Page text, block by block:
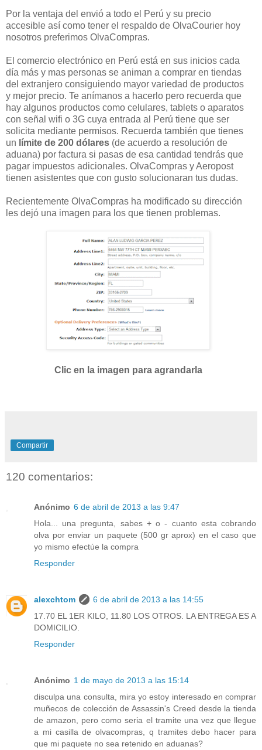
Por la ventaja del envió a todo el Perú y su precio
accesible así como tener el respaldo de OlvaCourier hoy
nosotros preferimos OlvaCompras.
El comercio electrónico en Perú está en sus inicios cada
día más y mas personas se animan a comprar en tiendas
del extranjero consiguiendo mayor variedad de productos
y mejor precio. Te anímanos a hacerlo pero recuerda que
hay algunos productos como celulares, tablets o aparatos
con señal wifi o 3G cuya entrada al Perú tiene que ser
solicita mediante permisos. Recuerda también que tienes
un límite de 200 dólares (de acuerdo a resolución de
aduana) por factura si pasas de esa cantidad tendrás que
pagar impuestos adicionales. OlvaCompras y Aeropost
tienen asistentes que con gusto solucionaran tus dudas.
Recientemente OlvaCompras ha modificado su dirección
les dejó una imagen para los que tienen problemas.
Clic en la imagen para agrandarla
Compartir
120 comentarios:
Anónimo 6 de abril de 2013 a las 9:47
Hola... una pregunta, sabes + o - cuanto esta cobrando
olva por enviar un paquete (500 gr aprox) en el caso que
yo mismo efectúe la compra
Responder
alexchtom
6 de abril de 2013 a las 14:55
17.70 EL 1ER KILO, 11.80 LOS OTROS. LA ENTREGA ES A
DOMICILIO.
Responder
Anónimo 1 de mayo de 2013 a las 15:14
disculpa una consulta, mira yo estoy interesado en comprar
muñecos de colección de Assassin's Creed desde la tienda
de amazon, pero como seria el tramite una vez que llegue
a mi casilla de olvacompras, q tramites debo hacer para
que mi paquete no sea retenido en aduanas?